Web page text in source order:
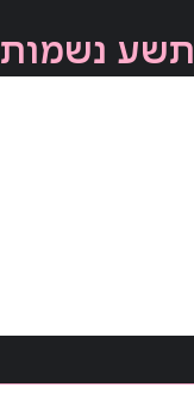
תשע נשמות